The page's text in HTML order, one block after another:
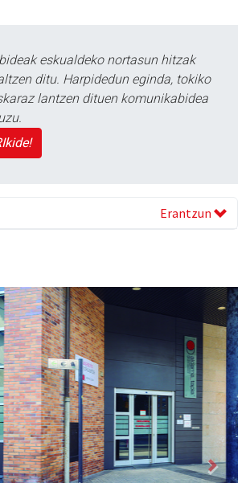
eskualdeko nortasun hitzak
ditu. Harpidedun eginda, tokiko
lantzen dituen komunikabidea
Erantzun
Next